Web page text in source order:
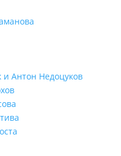
Антон Недоцуков